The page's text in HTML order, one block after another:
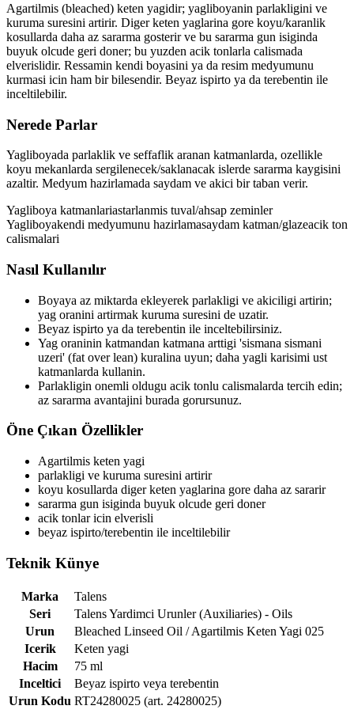
Agartilmis (bleached) keten yagidir; yagliboyanin parlakligini ve
kuruma suresini artirir. Diger keten yaglarina gore koyu/karanlik
kosullarda daha az sararma gosterir ve bu sararma gun isiginda
buyuk olcude geri doner; bu yuzden acik tonlarla calismada
elverislidir. Ressamin kendi boyasini ya da resim medyumunu
kurmasi icin ham bir bilesendir. Beyaz ispirto ya da terebentin ile
inceltilebilir.
Nerede Parlar
Yagliboyada parlaklik ve seffaflik aranan katmanlarda, ozellikle
koyu mekanlarda sergilenecek/saklanacak islerde sararma kaygisini
azaltir. Medyum hazirlamada saydam ve akici bir taban verir.
Yagliboya katmanlariastarlanmis tuval/ahsap zeminler
Yagliboyakendi medyumunu hazirlamasaydam katman/glazeacik ton
calismalari
Nasıl Kullanılır
Boyaya az miktarda ekleyerek parlakligi ve akiciligi artirin;
yag oranini artirmak kuruma suresini de uzatir.
Beyaz ispirto ya da terebentin ile inceltebilirsiniz.
Yag oraninin katmandan katmana arttigi 'sismana sismani
uzeri' (fat over lean) kuralina uyun; daha yagli karisimi ust
katmanlarda kullanin.
Parlakligin onemli oldugu acik tonlu calismalarda tercih edin;
az sararma avantajini burada gorursunuz.
Öne Çıkan Özellikler
Agartilmis keten yagi
parlakligi ve kuruma suresini artirir
koyu kosullarda diger keten yaglarina gore daha az sararir
sararma gun isiginda buyuk olcude geri doner
acik tonlar icin elverisli
beyaz ispirto/terebentin ile inceltilebilir
Teknik Künye
Marka
Talens
Seri
Talens Yardimci Urunler (Auxiliaries) - Oils
Urun
Bleached Linseed Oil / Agartilmis Keten Yagi 025
Icerik
Keten yagi
Hacim
75 ml
Inceltici
Beyaz ispirto veya terebentin
Urun Kodu RT24280025 (art. 24280025)